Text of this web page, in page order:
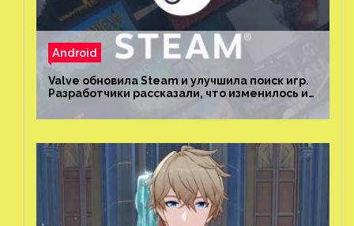
Android
Valve обновила Steam и улучшила поиск игр.
Разработчики рассказали, что изменилось и